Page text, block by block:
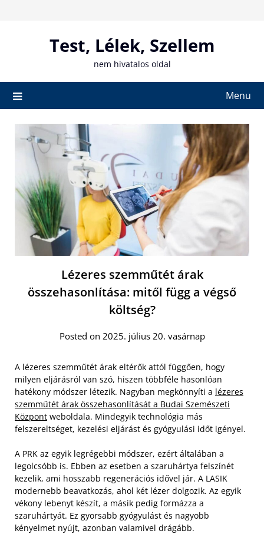
Test, Lélek, Szellem
nem hivatalos oldal
Menu
Lézeres szemműtét árak
összehasonlítása: mitől függ a végső
költség?
Posted on 2025. július 20. vasárnap
A lézeres szemműtét árak eltérők attól függően, hogy
milyen eljárásról van szó, hiszen többféle hasonlóan
hatékony módszer létezik. Nagyban megkönnyíti a lézeres
szemműtét árak összehasonlítását a Budai Szemészeti
Központ weboldala. Mindegyik technológia más
felszereltséget, kezelési eljárást és gyógyulási időt igényel.
A PRK az egyik legrégebbi módszer, ezért általában a
legolcsóbb is. Ebben az esetben a szaruhártya felszínét
kezelik, ami hosszabb regenerációs idővel jár. A LASIK
modernebb beavatkozás, ahol két lézer dolgozik. Az egyik
vékony lebenyt készít, a másik pedig formázza a
szaruhártyát. Ez gyorsabb gyógyulást és nagyobb
kényelmet nyújt, azonban valamivel drágább.